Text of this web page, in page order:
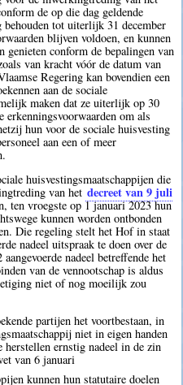
de op die dag geldende
tot uiterlijk 31 december
blijven voldoen, en kunnen
conform de bepalingen van
van kracht vóór de datum van
Regering kan bovendien een
aan de sociale
maken dat ze uiterlijk op 30
om als
hun voor de sociale huisvesting
aan een of meer
huisvestingsmaatschappijen die
van het decreet van 9 juli
ten vroegste op 1 januari 2023 hun
kunnen worden ontbonden
Die regeling stelt het Hof in staat
nadeel uitspraak te doen over de
nadeel betreffende het
van de vennootschap is aldus
niet of nog moeilijk zou
partijen het voortbestaan, in
niet in eigen handen
ernstig nadeel in de zin
van 6 januari
kunnen hun statutaire doelen